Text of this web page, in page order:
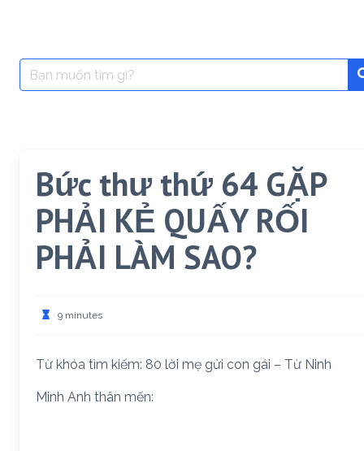
Search
for:
Bức thư thứ 64 GẶP
PHẢI KẺ QUẤY RỐI
PHẢI LÀM SAO?
9 minutes
Từ khóa tìm kiếm: 80 lời mẹ gửi con gái – Từ Ninh
Minh Anh thân mến: